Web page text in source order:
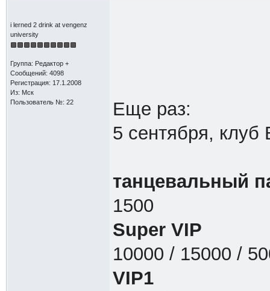
i lerned 2 drink at vengenz
university
Группа: Редактор +
Сообщений: 4098
Регистрация: 17.1.2008
Из: Мск
Пользователь №: 22
Еще раз:
5 сентября,
танцевальный
1500
Super VIP
10000 / 15000 /
VIP1